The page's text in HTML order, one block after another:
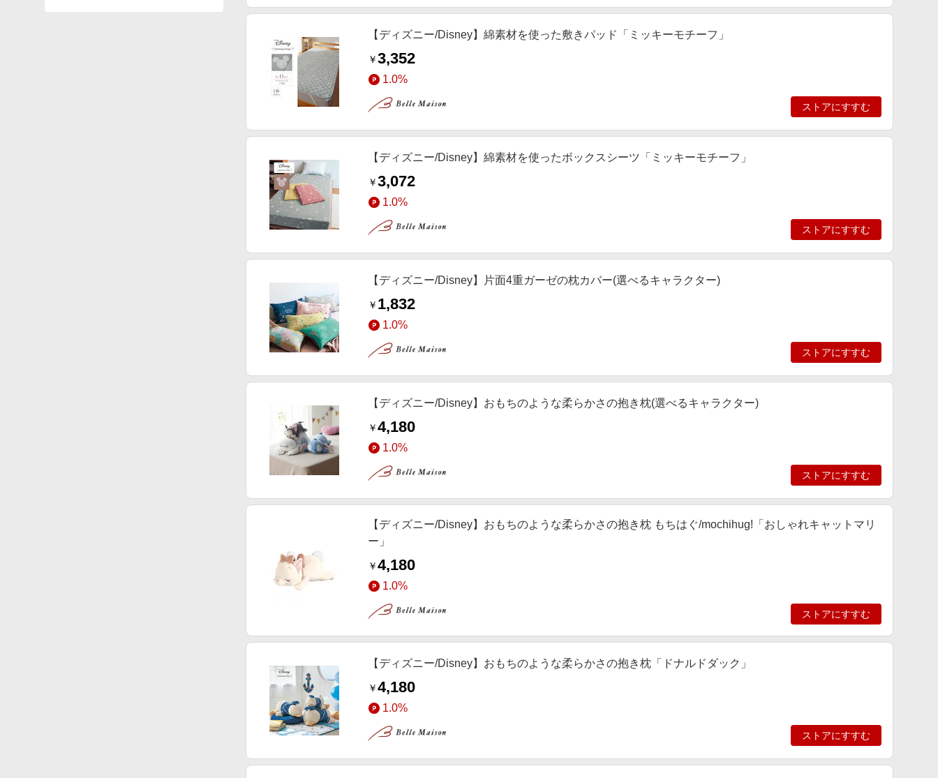
【ディズニー/Disney】綿素材を使った敷きパッド「ミッキーモチーフ」
￥3,352
1.0%
ストアにすすむ
【ディズニー/Disney】綿素材を使ったボックスシーツ「ミッキーモチーフ」
￥3,072
1.0%
ストアにすすむ
【ディズニー/Disney】片面4重ガーゼの枕カバー(選べるキャラクター)
￥ 1,832
1.0%
ストアにすすむ
【ディズニー/Disney】おもちのような柔らかさの抱き枕(選べるキャラクター)
￥4,180
1.0%
ストアにすすむ
【ディズニー/Disney】おもちのような柔らかさの抱き枕 もちはぐ/mochihug!「おしゃれキャットマリ
ー」
￥4,180
1.0%
ストアにすすむ
【ディズニー/Disney】おもちのような柔らかさの抱き枕「ドナルドダック」
￥4,180
1.0%
ストアにすすむ